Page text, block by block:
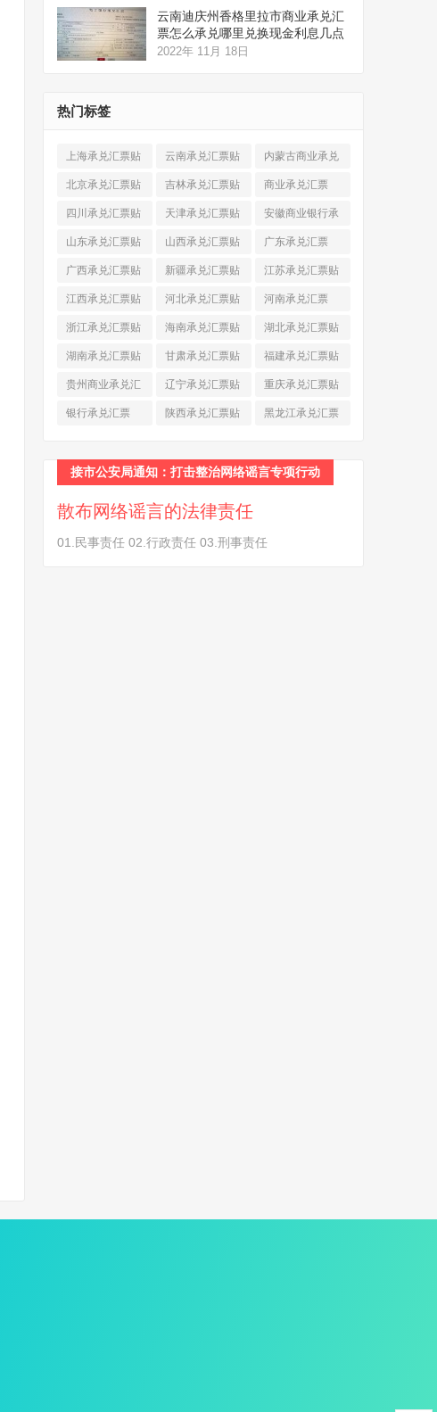
云南迪庆州香格里拉市商业承兑汇
票怎么承兑哪里兑换现金利息几点
2022年 11月 18日
热门标签
上海承兑汇票贴
现(520)
云南承兑汇票贴
现(324)
内蒙古商业承兑
汇票(316)
北京承兑汇票贴
现 (912)
吉林承兑汇票贴
现(123)
商业承兑汇票
(225)
四川承兑汇票贴
现(790)
天津承兑汇票贴
现(242)
安徽商业银行承
兑汇票 (565)
山东承兑汇票贴
现(874)
山西承兑汇票贴
现(463)
广东承兑汇票
(979)
广西承兑汇票贴
现(278)
新疆承兑汇票贴
现(264)
江苏承兑汇票贴
现(774)
江西承兑汇票贴
现(366)
河北承兑汇票贴
现(374)
河南承兑汇票
(518)
浙江承兑汇票贴
现(691)
海南承兑汇票贴
现(145)
湖北承兑汇票贴
现(587)
湖南承兑汇票贴
现(453)
甘肃承兑汇票贴
现(194)
福建承兑汇票贴
现(945)
贵州商业承兑汇
票(284)
辽宁承兑汇票贴
现(344)
重庆承兑汇票贴
现(232)
银行承兑汇票
陕西承兑汇票贴
黑龙江承兑汇票
接市公安局通知：打击整治网络谣言专项行动
散布网络谣言的法律责任
01.民事责任 02.行政责任 03.刑事责任